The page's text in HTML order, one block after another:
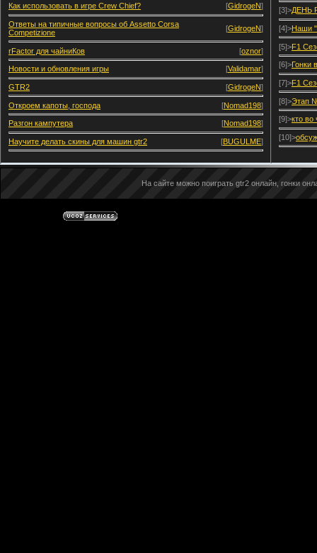
Как использовать в игре Crew Chief? [GidrogeN]
Ответы на типичные вопросы об Assetto Corsa
Competizione
[GidrogeN]
rFactor для чайниКов [oznor]
Новости и обновления игры [Validamar]
GTR2 [GidrogeN]
Откроем капоты, господа [Nomad198]
Разгон кампутера [Nomad198]
Научите делать скины для машин gtr2 [BUGULME]
[3]>ДЕНЬ
[4]>Наши
[5]>F1
[6]>Гонки
[7]>F1
[8]>Этап
[9]>кто во
[10]>
На сайте можно поиграть gtr2 онлайн, гонки